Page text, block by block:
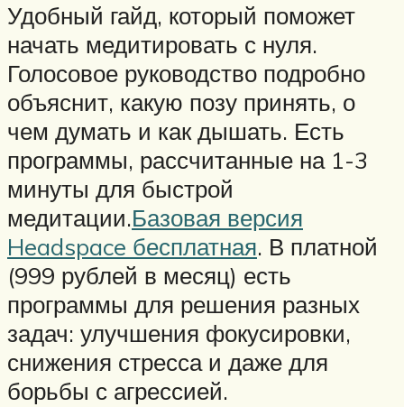
Удобный гайд, который поможет
начать медитировать с нуля.
Голосовое руководство подробно
объяснит, какую позу принять, о
чем думать и как дышать. Есть
программы, рассчитанные на 1-3
минуты для быстрой
медитации.Базовая версия
Headspace бесплатная. В платной
(999 рублей в месяц) есть
программы для решения разных
задач: улучшения фокусировки,
снижения стресса и даже для
борьбы с агрессией.